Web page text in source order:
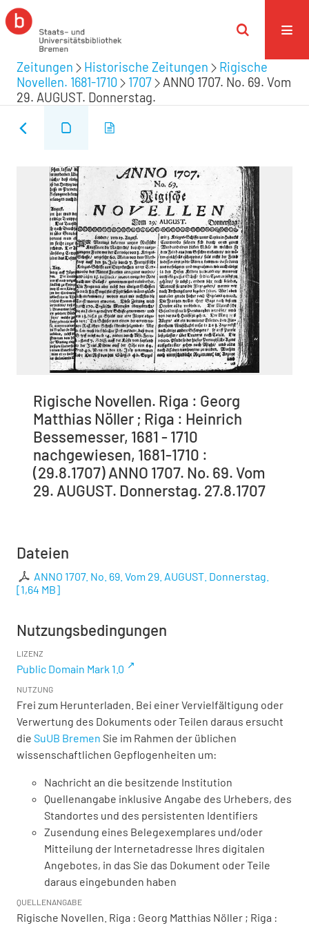
Zeitungen Historische Zeitungen
Rigische
Novellen. 1681-1710
1707
ANNO 1707. No. 69. Vom
29. AUGUST. Donnerstag.
Rigische Novellen. Riga : Georg
Matthias Nöller ; Riga : Heinrich
Bessemesser, 1681 - 1710
nachgewiesen, 1681-1710 :
(29.8.1707) ANNO 1707. No. 69. Vom
29. AUGUST. Donnerstag. 27.8.1707
Dateien
ANNO 1707. No. 69. Vom 29. AUGUST. Donnerstag.
[1,64 MB]
Nutzungsbedingungen
LIZENZ
Public Domain Mark 1.0
NUTZUNG
Frei zum Herunterladen. Bei einer Vervielfältigung oder
Verwertung des Dokuments oder Teilen daraus ersucht
die SuUB Bremen Sie im Rahmen der üblichen
wissenschaftlichen Gepflogenheiten um:
Nachricht an die besitzende Institution
Quellenangabe inklusive Angabe des Urhebers, des
Standortes und des persistenten Identifiers
Zusendung eines Belegexemplares und/oder
Mitteilung der Internetadresse Ihres digitalen
Angebotes, in das Sie das Dokument oder Teile
daraus eingebunden haben
QUELLENANGABE
Rigische Novellen. Riga : Georg Matthias Nöller ; Riga :